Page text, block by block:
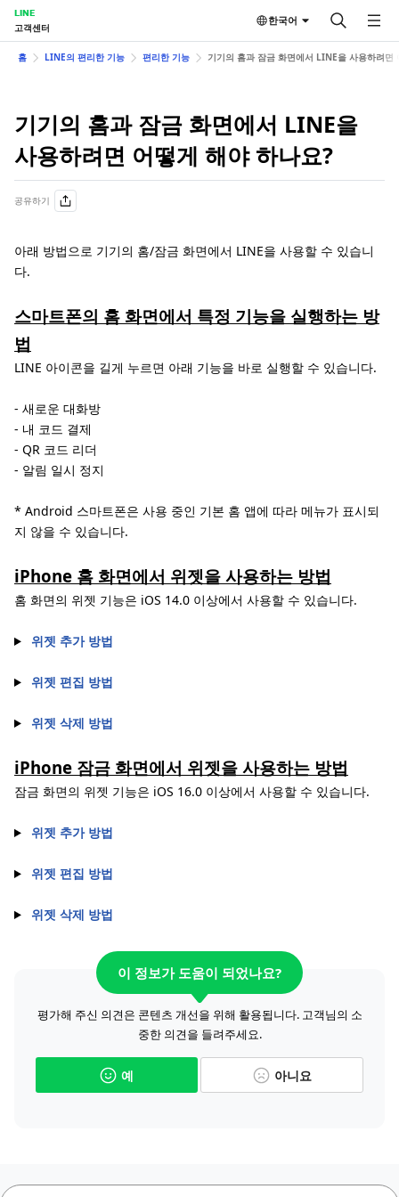
LINE
고객센터
한국어
홈 LINE의 편리한 기능 편리한 기능 기기의 홈과 잠금 화면에서 LINE을 사용하려면
기기의 홈과 잠금 화면에서 LINE을
사용하려면 어떻게 해야 하나요?
공유하기
아래 방법으로 기기의 홈/잠금 화면에서 LINE을 사용할 수 있습니
다.
스마트폰의 홈 화면에서 특정 기능을 실행하는 방
법
LINE 아이콘을 길게 누르면 아래 기능을 바로 실행할 수 있습니다.
- 새로운 대화방
- 내 코드 결제
- QR 코드 리더
- 알림 일시 정지
* Android 스마트폰은 사용 중인 기본 홈 앱에 따라 메뉴가 표시되
지 않을 수 있습니다.
iPhone 홈 화면에서 위젯을 사용하는 방법
홈 화면의 위젯 기능은 iOS 14.0 이상에서 사용할 수 있습니다.
위젯 추가 방법
위젯 편집 방법
위젯 삭제 방법
iPhone 잠금 화면에서 위젯을 사용하는 방법
잠금 화면의 위젯 기능은 iOS 16.0 이상에서 사용할 수 있습니다.
위젯 추가 방법
위젯 편집 방법
위젯 삭제 방법
이 정보가 도움이 되었나요?
평가해 주신 의견은 콘텐츠 개선을 위해 활용됩니다. 고객님의 소
중한 의견을 들려주세요.
예 아니요